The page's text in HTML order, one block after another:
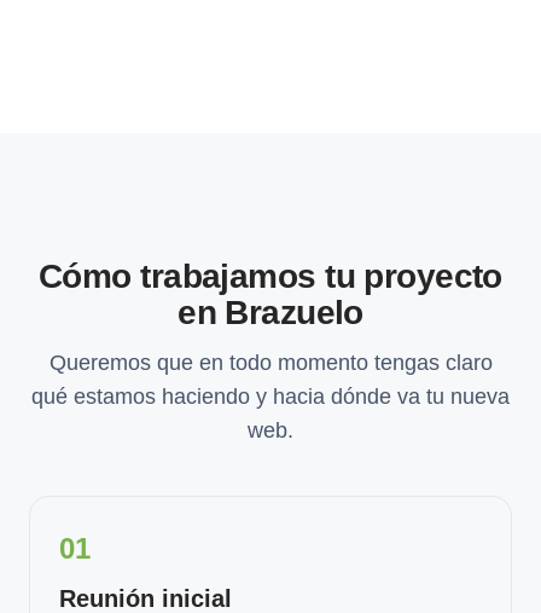
Cómo trabajamos tu proyecto
en Brazuelo
Queremos que en todo momento tengas claro
qué estamos haciendo y hacia dónde va tu nueva
web.
01
Reunión inicial